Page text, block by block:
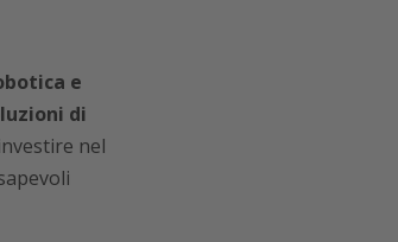
e
di
nel